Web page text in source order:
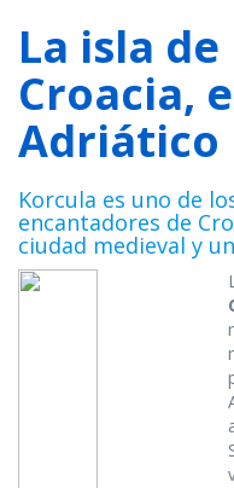
La isla
Croacia,
Adriático
Korcula es uno de
encantadores de
ciudad medieval y